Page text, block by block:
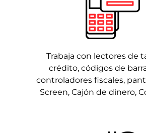
Trabaja con lectores de
crédito, códigos de
controladores fiscales,
Screen, Cajón de dinero,